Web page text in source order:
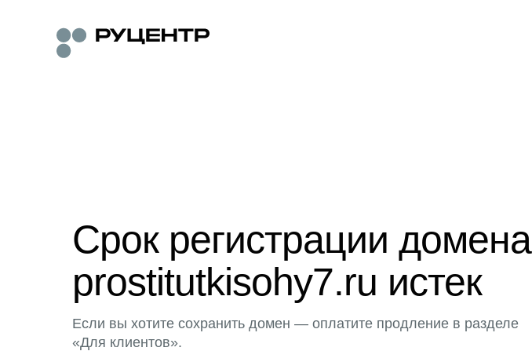
Срок регистрации домена
prostitutkisohy7.ru истек
Если вы хотите сохранить домен — оплатите продление в разделе
«Для клиентов».